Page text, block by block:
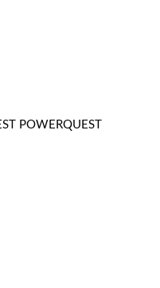
POWERQUEST